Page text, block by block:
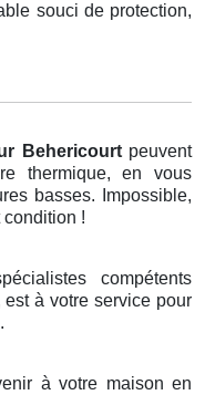
souci de protection,
Behericourt peuvent
thermique, en vous
basses. Impossible,
!
compétents
est à votre service pour
à votre maison en